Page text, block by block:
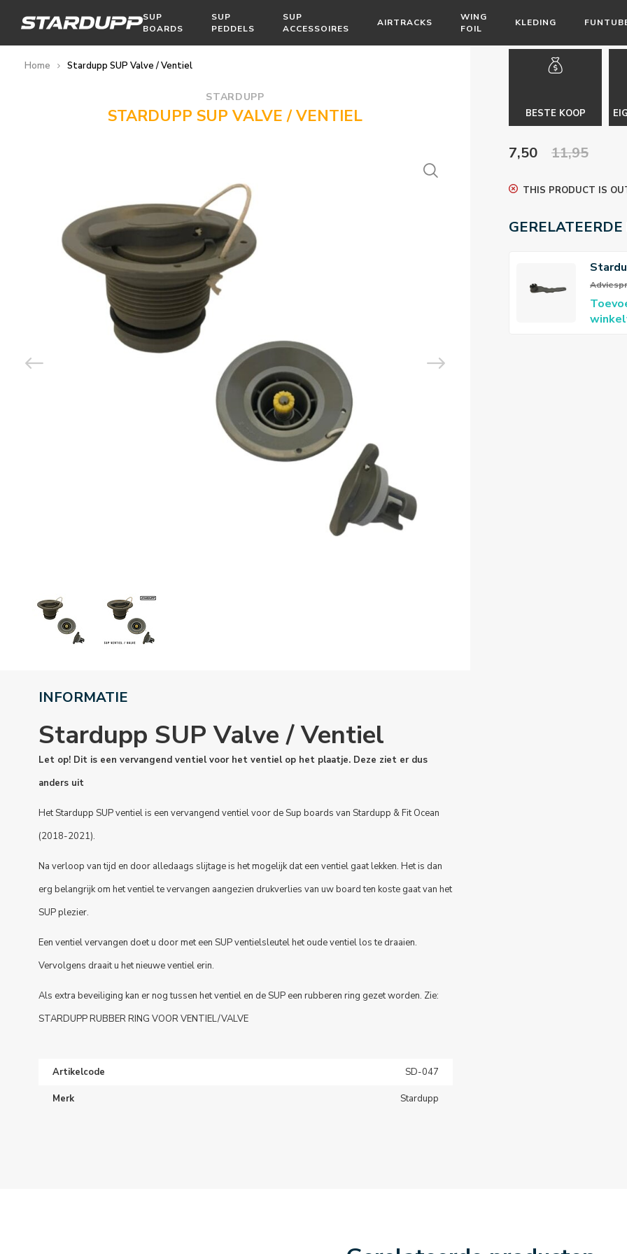
SUP
BOARDS
SUP
PEDDELS
SUP
ACCESSOIRES
AIRTRACKS
WING
FOIL
KLEDING
Home Stardupp SUP Valve / Ventiel
STARDUPP
STARDUPP SUP VALVE / VENTIEL BESTE KOOP
7,50 11,95
THIS PRODUCT IS
INFORMATIE
Stardupp SUP Valve / Ventiel
Let op! Dit is een vervangend ventiel voor het ventiel op het plaatje. Deze ziet er dus
anders uit
Het Stardupp SUP ventiel is een vervangend ventiel voor de Sup boards van Stardupp & Fit Ocean
(2018-2021).
Na verloop van tijd en door alledaags slijtage is het mogelijk dat een ventiel gaat lekken. Het is dan
erg belangrijk om het ventiel te vervangen aangezien drukverlies van uw board ten koste gaat van het
SUP plezier.
Een ventiel vervangen doet u door met een SUP ventielsleutel het oude ventiel los te draaien.
Vervolgens draait u het nieuwe ventiel erin.
Als extra beveiliging kan er nog tussen het ventiel en de SUP een rubberen ring gezet worden. Zie:
STARDUPP RUBBER RING VOOR VENTIEL/VALVE
Artikelcode SD-047
Merk Stardupp